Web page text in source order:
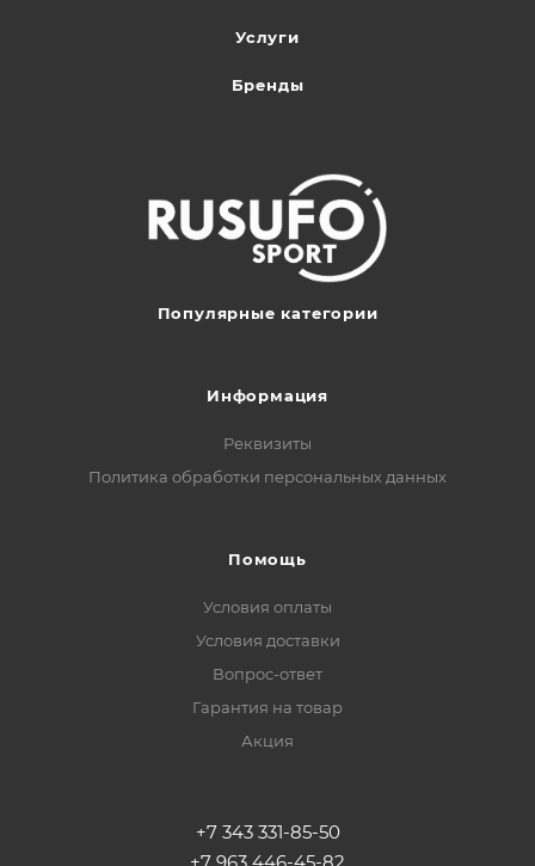
Услуги
Бренды
Популярные категории
Информация
Реквизиты
Политика обработки персональных данных
Помощь
Условия оплаты
Условия доставки
Вопрос-ответ
Гарантия на товар
Акция
+7 343 331-85-50